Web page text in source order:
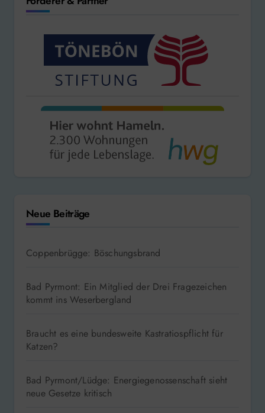
Neue Beiträge
Coppenbrügge: Böschungsbrand
Bad Pyrmont: Ein Mitglied der Drei Fragezeichen
kommt ins Weserbergland
Braucht es eine bundesweite Kastratiospflicht für
Katzen?
Bad Pyrmont/Lüdge: Energiegenossenschaft sieht
neue Gesetze kritisch